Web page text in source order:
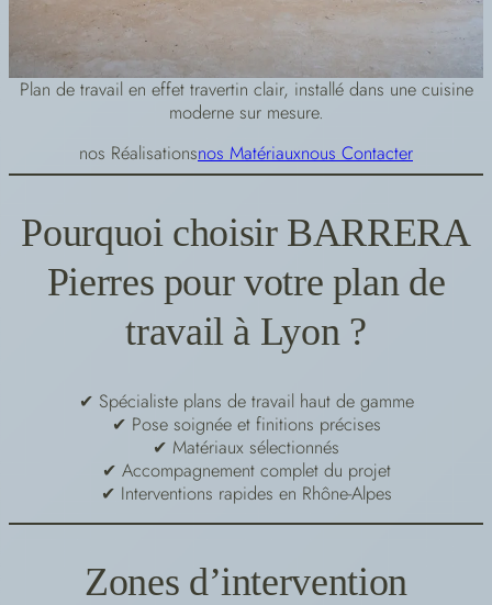
Plan de travail en effet travertin clair, installé dans une cuisine
moderne sur mesure.
nos Réalisationsnos Matériauxnous Contacter
Pourquoi choisir BARRERA
Pierres pour votre plan de
travail à Lyon ?
✔ Spécialiste plans de travail haut de gamme
✔ Pose soignée et finitions précises
✔ Matériaux sélectionnés
✔ Accompagnement complet du projet
✔ Interventions rapides en Rhône-Alpes
Zones d’intervention